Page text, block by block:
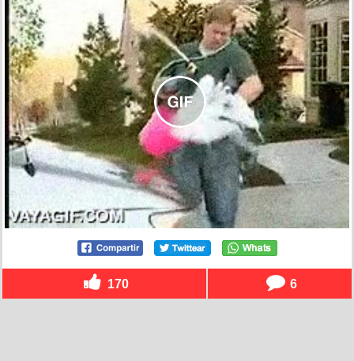
170 6